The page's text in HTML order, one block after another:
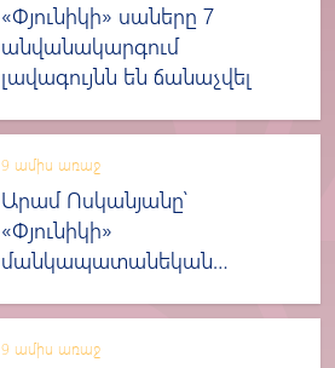
«Փյունիկի» սաները 7
անվանակարգում
լավագույնն են ճանաչվել
9 ամիս առաջ
Արամ Ոսկանյանը՝
«Փյունիկի»
մանկապատանեկան
մարզիչ
9 ամիս առաջ